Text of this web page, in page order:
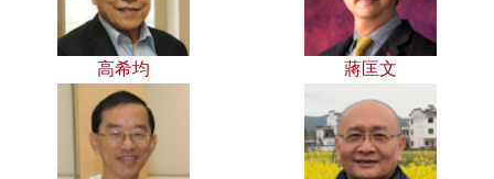
高希均 蔣匡文